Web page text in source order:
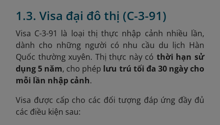
1.3. Visa đại đô thị (C-3-91)
Visa C-3-91 là loại thị thực nhập cảnh nhiều lần,
dành cho những người có nhu cầu du lịch Hàn
Quốc thường xuyên. Thị thực này có thời hạn sử
dụng 5 năm, cho phép lưu trú tối đa 30 ngày cho
mỗi lần nhập cảnh.
Visa được cấp cho các đối tượng đáp ứng đầy đủ
các điều kiện sau: